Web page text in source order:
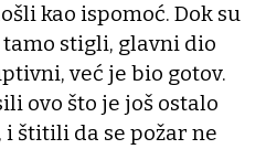
kao ispomoć. Dok su
stigli, glavni dio
već je bio gotov.
ovo što je još ostalo
štitili da se požar ne